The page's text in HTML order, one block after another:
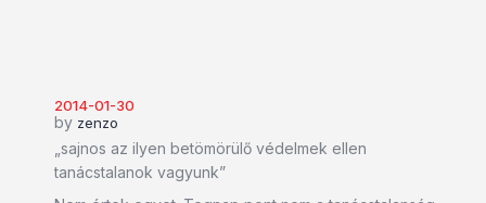
2014-01-30
by zenzo
„sajnos az ilyen betömörülő védelmek ellen
tanácstalanok vagyunk”